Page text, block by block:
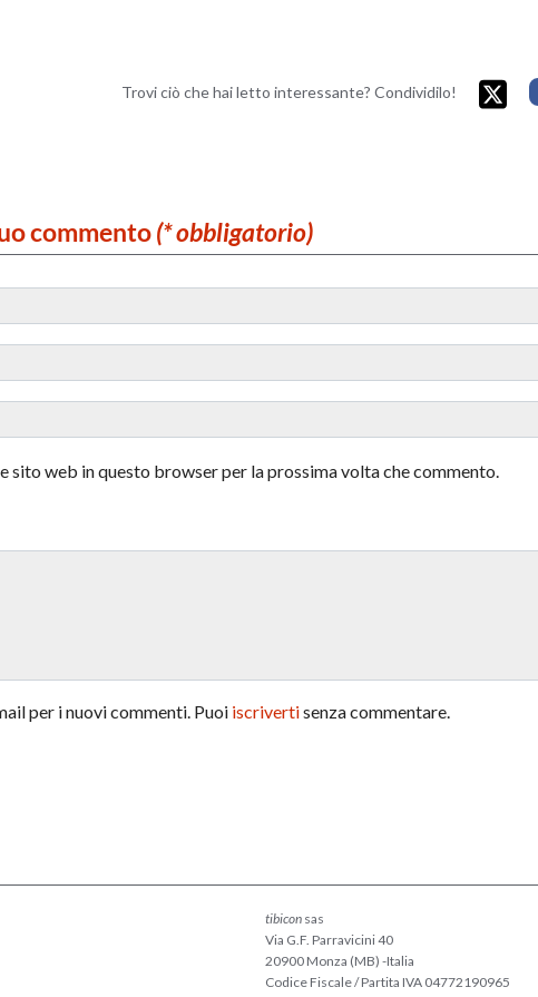
Trovi ciò che hai letto interessante? Condividilo!
commento(* obbligatorio)
sito web in questo browser per la prossima volta che commento.
per i nuovi commenti. Puoi iscrivertisenza commentare.
tibiconsas
Via G.F. Parravicini 40
20900 Monza (MB) -Italia
Codice Fiscale / Partita IVA 04772190965